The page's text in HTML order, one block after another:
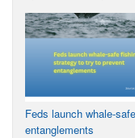
Feds launch whale-
entanglements